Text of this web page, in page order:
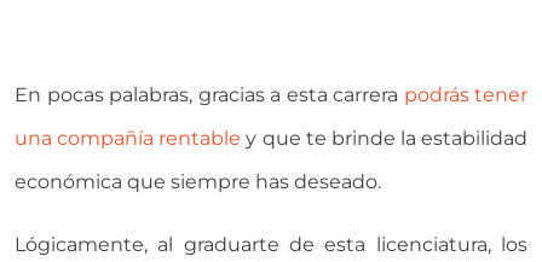
En pocas palabras, gracias a esta carrera podrás tener
una compañía rentable y que te brinde la estabilidad
económica que siempre has deseado.
Lógicamente, al graduarte de esta licenciatura, los